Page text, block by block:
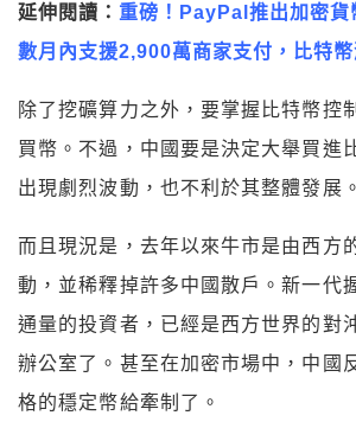
延伸閱讀： 重磅！PayPal推出加密貨
數月內支援2,900萬商家支付，比特
除了挖礦算力之外，要掌握比特幣控
買幣。不過，中國要是決定大舉買進
出現劇烈波動，也不利於其整體發展。
而且現況是，去年以來牛市是由西方
動，並稀釋掉許多中國散戶。新一代
通量的投資者，已經是西方世界的對
辦公室了。甚至在加密市場中，中國
格的穩定幣給牽制了。